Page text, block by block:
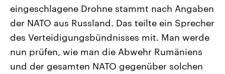
Landtagswahl Sachsen-Anhalt
2026
Alle Informationen
Sachsen-Anhalt wählt am 6.
September 2026 einen neuen
USA
Aktuelle Beiträge,
Hintergründe
gehören die Vereinigten
eingeschlagene Drohne stammt nach Angaben
der NATO aus Russland. Das teilte ein Sprecher
des Verteidigungsbündnisses mit. Man werde
nun prüfen, wie man die Abwehr Rumäniens
und der gesamten NATO gegenüber solchen